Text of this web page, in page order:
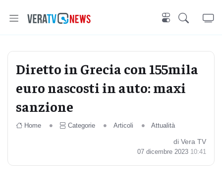
Diretto in Grecia con 155mila
euro nascosti in auto: maxi
sanzione
Home Categorie Articoli Attualità
di Vera TV
07 dicembre 2023 10:41